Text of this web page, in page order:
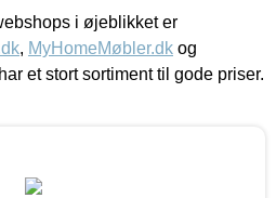
i øjeblikket er
, MyHomeMøbler.dk og
et stort sortiment til gode priser.